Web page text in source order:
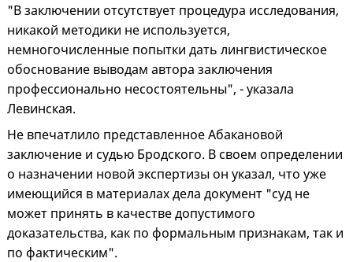
"В заключении отсутствует процедура исследования,
никакой методики не используется,
немногочисленные попытки дать лингвистическое
обоснование выводам автора заключения
профессионально несостоятельны", - указала
Левинская.
Не впечатлило представленное Абакановой
заключение и судью Бродского. В своем определении
о назначении новой экспертизы он указал, что уже
имеющийся в материалах дела документ "суд не
может принять в качестве допустимого
доказательства, как по формальным признакам, так и
по фактическим".